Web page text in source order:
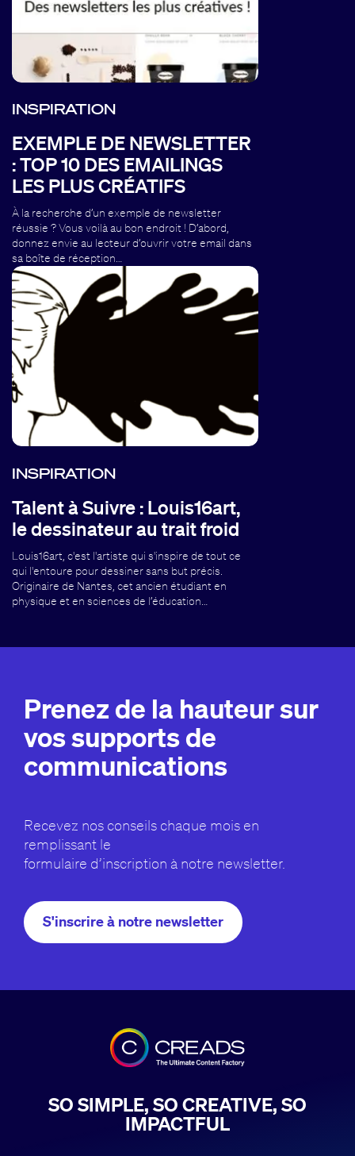
INSPIRATION
EXEMPLE DE NEWSLETTER
: TOP 10 DES EMAILINGS
LES PLUS CRÉATIFS
À la recherche d’un exemple de newsletter
réussie ? Vous voilà au bon endroit ! D’abord,
donnez envie au lecteur d’ouvrir votre email dans
sa boîte de réception…
INSPIRATION
Talent à Suivre : Louis16art,
le dessinateur au trait froid
Louis16art, c'est l'artiste qui s'inspire de tout ce
qui l'entoure pour dessiner sans but précis.
Originaire de Nantes, cet ancien étudiant en
physique et en sciences de l’éducation…
Prenez de la hauteur sur
vos supports de
communications
Recevez nos conseils chaque mois en
remplissant le
formulaire d’inscription à notre newsletter.
S'inscrire à notre newsletter
SO SIMPLE, SO CREATIVE, SO
IMPACTFUL